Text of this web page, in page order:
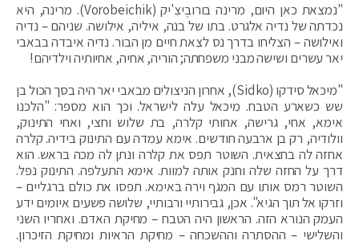
"נמצאת כאן היום, מרינה בורובֶיצִ'יק (Vorobeichik). מרינה, היא
נכדתה של נדיה אלגרט. בתו של בנה, איליה, אילושה. שניהם – נדיה
ואילושה – הצליחו בדרך נס לצאת חיים מן הבור. נדיה איבדה בבאבי
יאר עשרים ושישה מבני משפחתה; הוריה, אחיה, אחיותיה וילדיהם!
"מיכאל סידקו (Sidko), אחרון הניצולים מבאבי יאר היה בסך הכול בן
שש כשארע הטבח. מיכאל עלה לישראל. וכך הוא מספר: "הלכנו
אימא, אחי, גרישה, אחותי קלרה, בת שלוש וחצי, ואחי התינוק,
וולודיה, רק בן ארבעה חודשים. אימא עמדה עם התינוק בידיה. קלרה
אחזה לה בחצאית. השוטר תפס את קלרה ונתן לה מכה בראש. הוא
דרך על החזה שלה וחנק אותה למוות. אימא התעלפה. התינוק נפל.
השוטר רמס אותו עם המגף וירה באימא. תפסו את כולם ברגליים –
וזרקו אל תוך הגיא". אכן, גבירותיי ורבותיי, שלושה פשעים איומים ידע
העמק הנורא הזה. הראשון היה הטבח – מחיקת האדם. ואחריו השני
והשלישי – ההסתרה וההשכחה – מחיקת הראיות ומחיקת הזיכרון.